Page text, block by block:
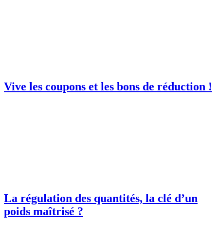
Vive les coupons et les bons de réduction !
La régulation des quantités, la clé d’un
poids maîtrisé ?